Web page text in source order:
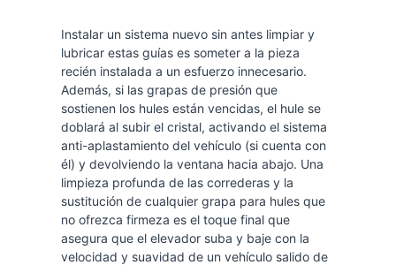
Instalar un sistema nuevo sin antes limpiar y
lubricar estas guías es someter a la pieza
recién instalada a un esfuerzo innecesario.
Además, si las grapas de presión que
sostienen los hules están vencidas, el hule se
doblará al subir el cristal, activando el sistema
anti-aplastamiento del vehículo (si cuenta con
él) y devolviendo la ventana hacia abajo. Una
limpieza profunda de las correderas y la
sustitución de cualquier grapa para hules que
no ofrezca firmeza es el toque final que
asegura que el elevador suba y baje con la
velocidad y suavidad de un vehículo salido de